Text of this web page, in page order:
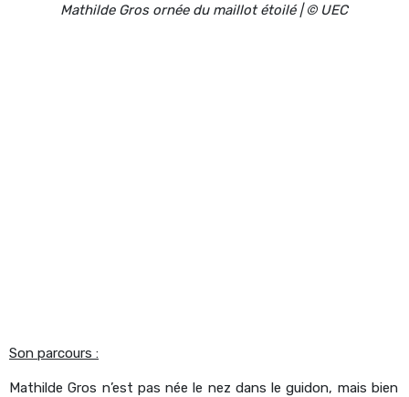
Mathilde Gros ornée du maillot étoilé | © UEC
Son parcours :
Mathilde Gros n’est pas née le nez dans le guidon, mais bien